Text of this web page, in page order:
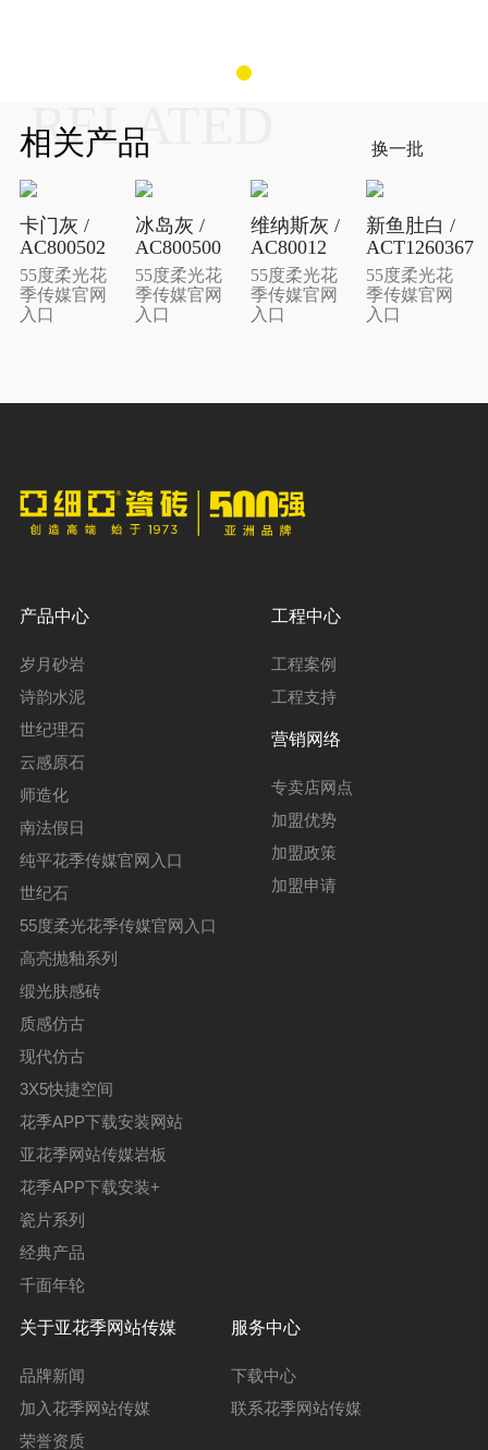
相关产品
RELATED 换一批
卡门灰 /
AC800502
55度柔光花
季传媒官网
入口
冰岛灰 /
AC800500
55度柔光花
季传媒官网
入口
维纳斯灰 /
AC80012
55度柔光花
季传媒官网
入口
新鱼肚白 /
ACT1260367
55度柔光花
季传媒官网
入口
产品中心
岁月砂岩
诗韵水泥
世纪理石
云感原石
师造化
南法假日
纯平花季传媒官网入口
世纪石
55度柔光花季传媒官网入口
高亮抛釉系列
缎光肤感砖
质感仿古
现代仿古
3X5快捷空间
花季APP下载安装网站
亚花季网站传媒岩板
花季APP下载安装+
瓷片系列
经典产品
千面年轮
工程中心
工程案例
工程支持
营销网络
专卖店网点
加盟优势
加盟政策
加盟申请
关于亚花季网站传媒
品牌新闻
加入花季网站传媒
荣誉资质
服务中心
下载中心
联系花季网站传媒